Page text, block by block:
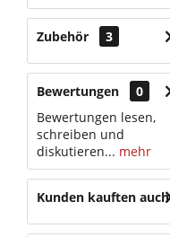
Zubehör 3
Bewertungen
0
Bewertungen lesen,
schreiben und
diskutieren... mehr
Kunden kauften auch